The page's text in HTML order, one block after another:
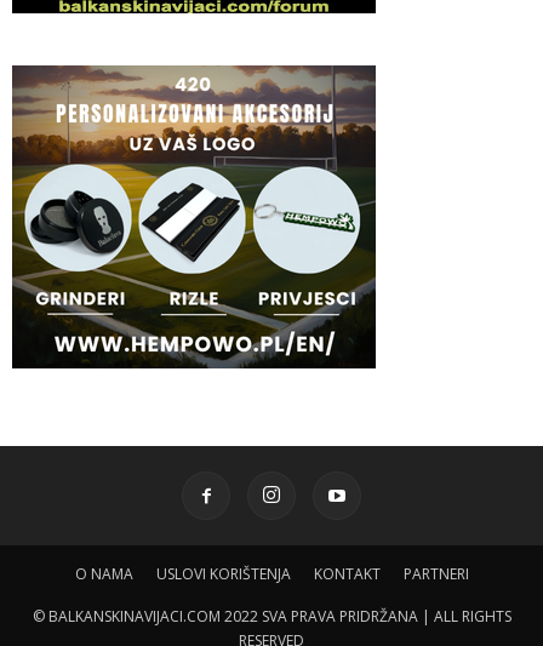
O NAMA USLOVI KORIŠTENJA KONTAKT PARTNERI
© BALKANSKINAVIJACI.COM 2022 SVA PRAVA PRIDRŽANA | ALL RIGHTS
RESERVED